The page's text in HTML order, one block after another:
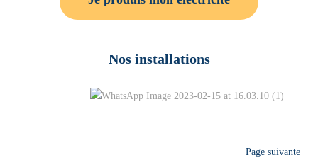
Nos installations
Page suivante